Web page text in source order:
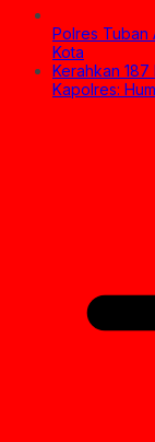
Polres Tuban
Kota
Kerahkan
Kapolres: